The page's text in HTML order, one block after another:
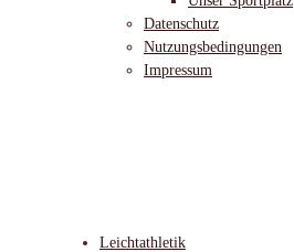
Datenschutz
Nutzungsbedingungen
Impressum
Leichtathletik